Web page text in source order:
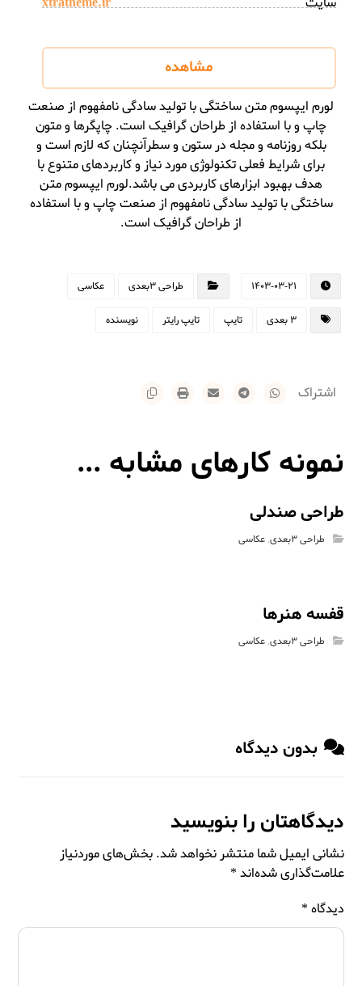
مشاهده
لورم ایپسوم متن ساختگی با تولید سادگی نامفهوم از صنعت
چاپ و با استفاده از طراحان گرافیک است. چاپگرها و متون
بلکه روزنامه و مجله در ستون و سطرآنچنان که لازم است و
برای شرایط فعلی تکنولوژی مورد نیاز و کاربردهای متنوع با
هدف بهبود ابزارهای کاربردی می باشد.لورم ایپسوم متن
ساختگی با تولید سادگی نامفهوم از صنعت چاپ و با استفاده
از طراحان گرافیک است.
1403-03-21 طراحی 3بعدی عکاسی
3 بعدی تایپ تایپ رایتر نویسنده
نمونه کارهای مشابه ...
طراحی صندلی
طراحی 3بعدی ,عکاسی
قفسه هنرها
طراحی 3بعدی ,عکاسی
بدون دیدگاه
دیدگاهتان را بنویسید
نشانی ایمیل شما منتشر نخواهد شد. بخش‌های موردنیاز
علامت‌گذاری شده‌اند *
دیدگاه *